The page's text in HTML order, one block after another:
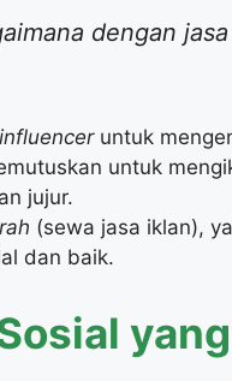
dengan
influenceruntuk
untuk
jujur.
(sewa jasa iklan),
dan baik.